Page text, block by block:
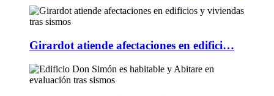
Girardot atiende afectaciones en edifici…